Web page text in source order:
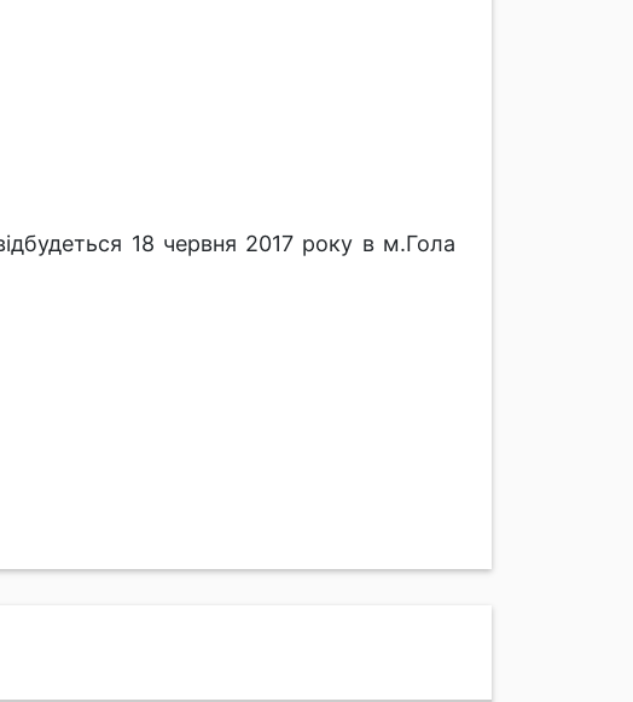
18 червня 2017 року в м.Гола